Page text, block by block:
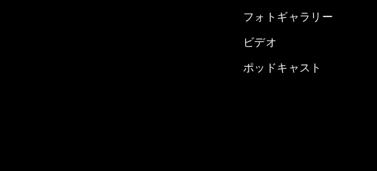
フォトギャラリー
ビデオ
ポッドキャスト